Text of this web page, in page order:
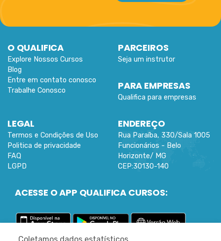
O QUALIFICA
Explore Nossos Cursos
Blog
Entre em contato conosco
Trabalhe Conosco
PARCEIROS
Seja um instrutor
PARA EMPRESAS
Qualifica para empresas
LEGAL
Termos e Condições de Uso
Politica de privacidade
FAQ
LGPD
ENDEREÇO
Rua Paraíba, 330/Sala 1005
Funcionários - Belo
Horizonte/ MG
CEP:30130-140
ACESSE O APP QUALIFICA CURSOS: